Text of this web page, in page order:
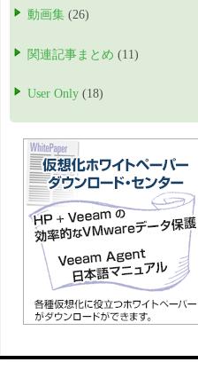
動画集 (26)
関連記事まとめ (11)
User Only (18)